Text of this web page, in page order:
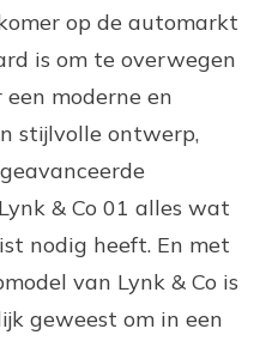
op de automarkt
is om te overwegen
moderne en
stijlvolle ontwerp,
& Co 01 alles wat
nodig heeft. En met
van Lynk & Co is
geweest om in een